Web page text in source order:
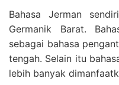
Bahasa Jerman
Germanik Barat.
sebagai bahasa
tengah. Selain itu
lebih banyak